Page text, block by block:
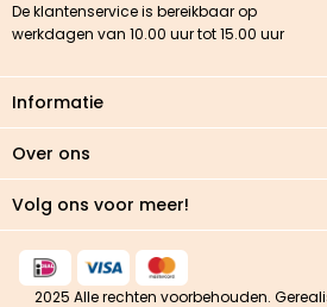
De klantenservice is bereikbaar op
werkdagen van 10.00 uur tot 15.00 uur
Informatie
Over ons
Volg ons voor meer!
2025 Alle rechten voorbehouden.